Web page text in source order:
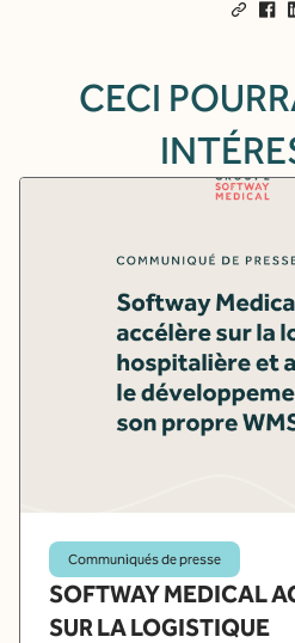
CECI
Communiqués de presse
SOFTWAY MEDICAL
SUR LA LOGISTIQUE